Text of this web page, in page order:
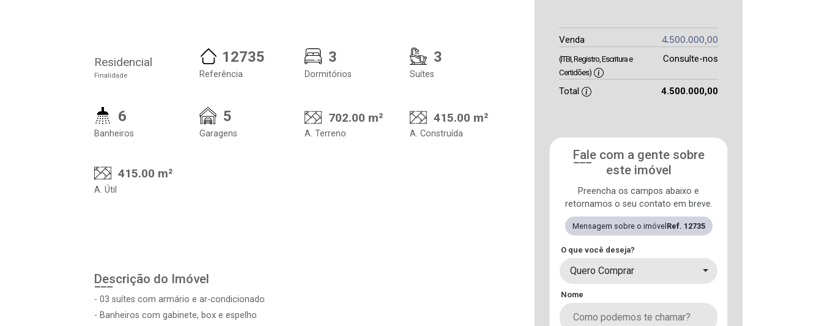
Residencial
Finalidade
12735
Referência
3
Dormitórios
3
Suítes
6
Banheiros
5
Garagens
702.00 m²
A. Terreno
415.00 m²
A. Construída
415.00 m²
A. Útil
Descrição do Imóvel
- 03 suítes com armário e ar-condicionado
- Banheiros com gabinete, box e espelho
Venda 4.500.000,00
(ITBI, Registro, Escritura e
Certidões)
Consulte-nos
Total 4.500.000,00
Fale com a gente sobre
este imóvel
Preencha os campos abaixo e
retornamos o seu contato em breve.
Mensagem sobre o imóvel Ref. 12735
O que você deseja?
Quero Comprar
Nome